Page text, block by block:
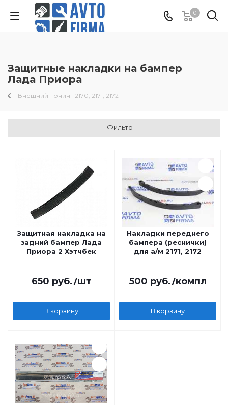
0
Защитные накладки на бампер
Лада Приора
Внешний тюнинг 2170, 2171, 2172
Фильтр
Защитная накладка на
задний бампер Лада
Приора 2 Хэтчбек
650 руб./шт
В корзину
Накладки переднего
бампера (реснички)
для а/м 2171, 2172
500 руб./компл
В корзину